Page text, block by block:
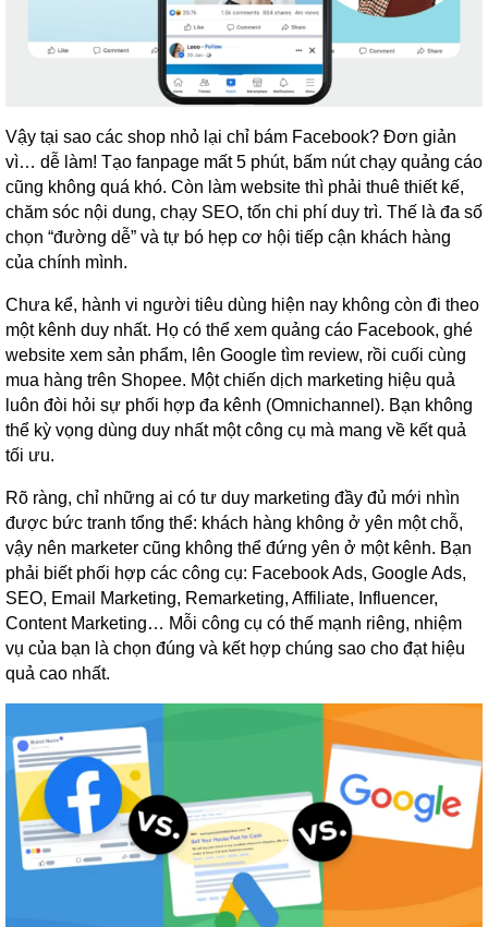
Vậy tại sao các shop nhỏ lại chỉ bám Facebook? Đơn giản
vì… dễ làm! Tạo fanpage mất 5 phút, bấm nút chạy quảng cáo
cũng không quá khó. Còn làm website thì phải thuê thiết kế,
chăm sóc nội dung, chạy SEO, tốn chi phí duy trì. Thế là đa số
chọn “đường dễ” và tự bó hẹp cơ hội tiếp cận khách hàng
của chính mình.
Chưa kể, hành vi người tiêu dùng hiện nay không còn đi theo
một kênh duy nhất. Họ có thể xem quảng cáo Facebook, ghé
website xem sản phẩm, lên Google tìm review, rồi cuối cùng
mua hàng trên Shopee. Một chiến dịch marketing hiệu quả
luôn đòi hỏi sự phối hợp đa kênh (Omnichannel). Bạn không
thể kỳ vọng dùng duy nhất một công cụ mà mang về kết quả
tối ưu.
Rõ ràng, chỉ những ai có tư duy marketing đầy đủ mới nhìn
được bức tranh tổng thể: khách hàng không ở yên một chỗ,
vậy nên marketer cũng không thể đứng yên ở một kênh. Bạn
phải biết phối hợp các công cụ: Facebook Ads, Google Ads,
SEO, Email Marketing, Remarketing, Affiliate, Influencer,
Content Marketing… Mỗi công cụ có thế mạnh riêng, nhiệm
vụ của bạn là chọn đúng và kết hợp chúng sao cho đạt hiệu
quả cao nhất.